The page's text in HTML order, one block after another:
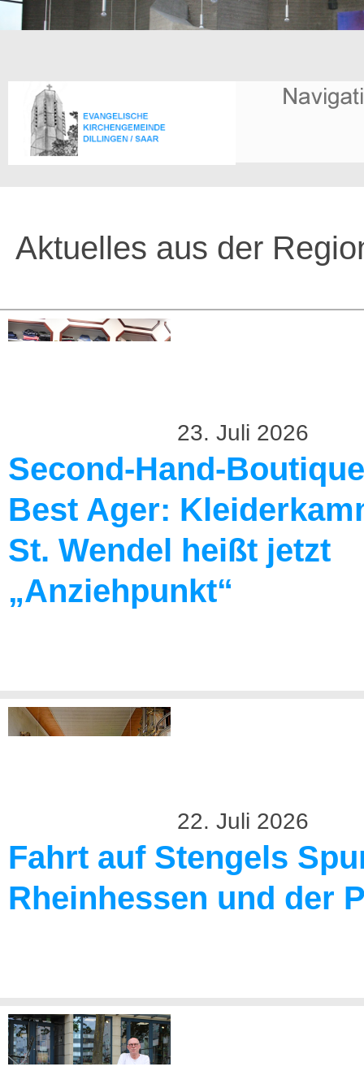
Aktuelles aus der
23. Juli 2026
Second-Hand-
Best Ager:
St. Wendel heißt jetzt
„Anziehpunkt“
22. Juli 2026
Fahrt auf Stengels
Rheinhessen und der